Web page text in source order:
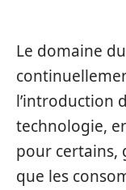
Le domaine
l’introduction
technologie,
pour certains,
que les